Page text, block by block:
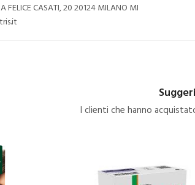
FELICE CASATI, 20 20124 MILANO MI
I clienti che hanno